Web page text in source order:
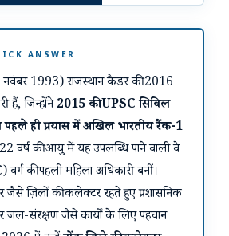
ANSWER
1993) राजस्थान कैडर की 2016
हैं, जिन्होंने2015 की UPSC सिविल
पहले ही प्रयास में अखिल भारतीय रैंक-1
22 वर्ष की आयु में यह उपलब्धि पाने वाली वे
की पहली महिला अधिकारी बनीं।
ज़िलों की कलेक्टर रहते हुए प्रशासनिक
जल-संरक्षण जैसे कार्यों के लिए पहचान